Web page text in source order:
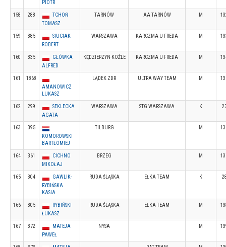
PIOTR
158 288
TCHOŃ
TOMASZ
TARNÓW AA TARNÓW M
159 385
SIUCIAK
ROBERT
WARSZAWA KARCZMA U FREDA M
160 335
GŁÓWKA
ALFRED
KĘDZIERZYN-KOŹLE KARCZMA U FREDA M
161
1868
AMANOWICZ
LUKASZ
LĄDEK ZDR ULTRA WAY TEAM M
162 299
SEKLECKA
AGATA
WARSZAWA STG WARSZAWA K
163
395
KOMOROWSKI
BARTŁOMIEJ
TILBURG M
164 361
CICHNO
MIKOŁAJ
BRZEG M
165 304
GAWLIK-
RYBIŃSKA
KASIA
RUDA ŚLĄSKA EŁKA TEAM K
166 305
RYBIŃSKI
ŁUKASZ
RUDA ŚLĄSKA EŁKA TEAM M
167 372
MATEJA
PAWEŁ
NYSA M